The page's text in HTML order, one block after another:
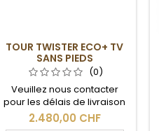
TOUR TWISTER ECO+ TV
SANS PIEDS
(0)
Veuillez nous contacter
pour les délais de livraison
et les frais de port.
2.480,00 CHF